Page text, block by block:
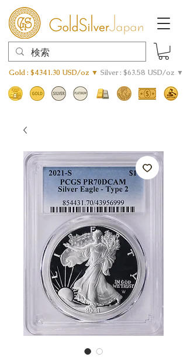
Gold : $4341.30 USD/oz ▼ Silver : $63.58 USD/oz ▼